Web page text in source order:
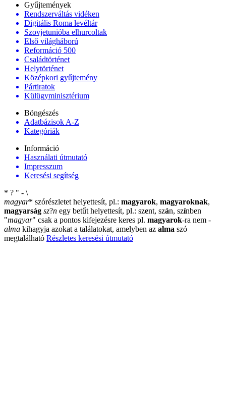
Gyűjtemények
Rendszerváltás vidéken
Digitális Roma levéltár
Szovjetunióba elhurcoltak
Első világháború
Reformáció 500
Családtörténet
Helytörténet
Középkori gyűjtemény
Pártiratok
Külügyminisztérium
Böngészés
Adatbázisok A-Z
Kategóriák
Információ
Használati útmutató
Impresszum
Keresési segítség
* ? " - \
magyar* szórészletet helyettesít, pl.: magyarok, magyaroknak,
magyarság sz?n egy betűt helyettesít, pl.: szent, szán, színben
"magyar" csak a pontos kifejezésre keres pl. magyarok-ra nem -
alma kihagyja azokat a találatokat, amelyben az alma szó
megtalálható Részletes keresési útmutató